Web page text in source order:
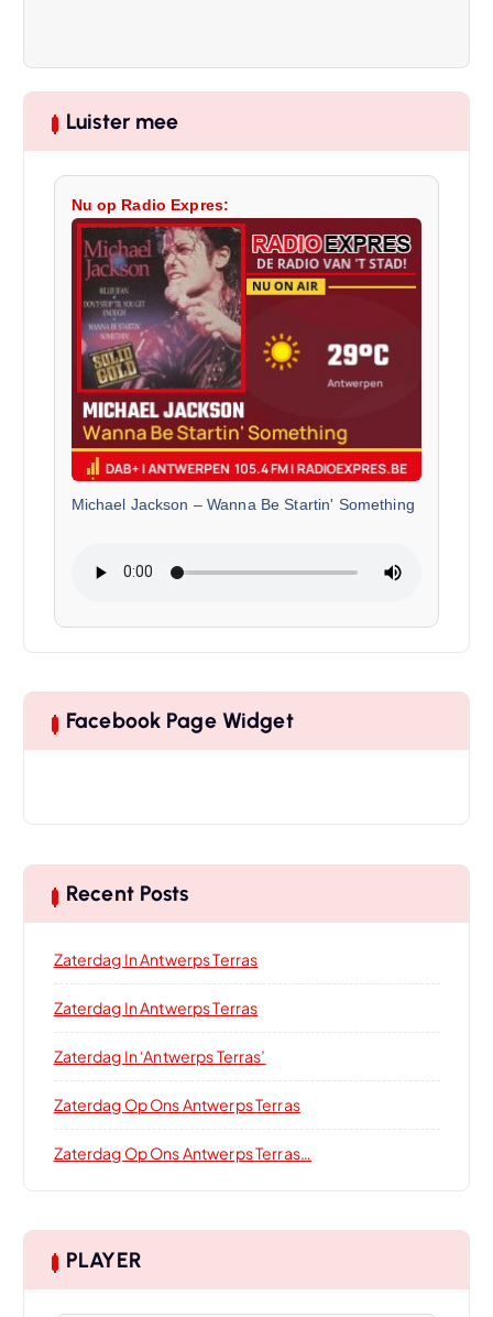
Luister mee
Nu op Radio Expres:
Michael Jackson –Wanna Be Startin' Something
Facebook Page Widget
Recent Posts
Zaterdag In Antwerps Terras
Zaterdag In Antwerps Terras
Zaterdag In ‘Antwerps Terras’
Zaterdag Op Ons Antwerps Terras
Zaterdag Op Ons Antwerps Terras…
PLAYER